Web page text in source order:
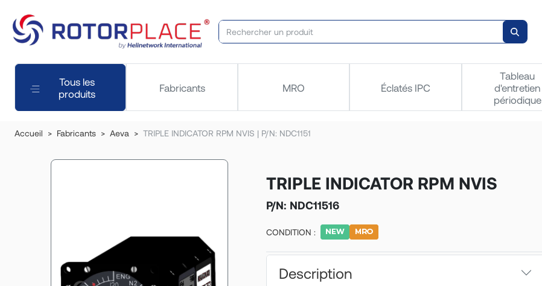
Tous les
produits
Fabricants MRO Éclatés IPC
Tableau
d'entretien
périodique
Accueil Fabricants Aeva TRIPLE INDICATOR RPM NVIS | P/N: NDC1151
TRIPLE INDICATOR RPM NVIS
P/N: NDC11516
CONDITION :
Description